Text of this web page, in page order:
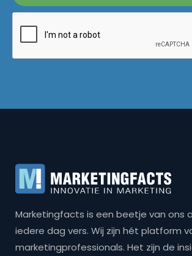
Marketingfacts is een beetje van ons
iedere dag vers. Wij zijn hét platform
marketingprofessionals. Het zijn de